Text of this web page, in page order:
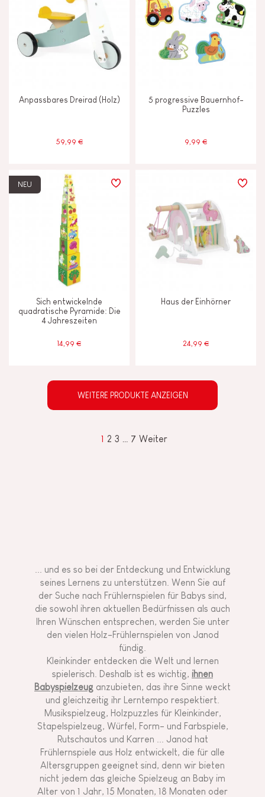
Anpassbares Dreirad (Holz)
59,99 €
5 progressive Bauernhof-
Puzzles
9,99 €
NEU
Sich entwickelnde
quadratische Pyramide: Die
4 Jahreszeiten
14,99 €
Haus der Einhörner
24,99 €
WEITERE PRODUKTE ANZEIGEN
1 2 3 7 Weiter
... und es so bei der Entdeckung und Entwicklung
seines Lernens zu unterstützen. Wenn Sie auf
der Suche nach Frühlernspielen für Babys sind,
die sowohl ihren aktuellen Bedürfnissen als auch
Ihren Wünschen entsprechen, werden Sie unter
den vielen Holz-Frühlernspielen von Janod
fündig.
Kleinkinder entdecken die Welt und lernen
spielerisch. Deshalb ist es wichtig, ihnen
Babyspielzeug anzubieten, das ihre Sinne weckt
und gleichzeitig ihr Lerntempo respektiert.
Musikspielzeug, Holzpuzzles für Kleinkinder,
Stapelspielzeug, Würfel, Form- und Farbspiele,
Rutschautos und Karren ... Janod hat
Frühlernspiele aus Holz entwickelt, die für alle
Altersgruppen geeignet sind, denn wir bieten
nicht jedem das gleiche Spielzeug an Baby im
Alter von 1 Jahr, 15 Monaten, 18 Monaten oder